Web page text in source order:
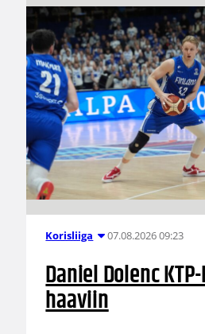
Korisliiga 07.08.2026 09:23
Daniel Dolenc
haaviin